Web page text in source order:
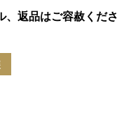
、返品はご容赦くださ